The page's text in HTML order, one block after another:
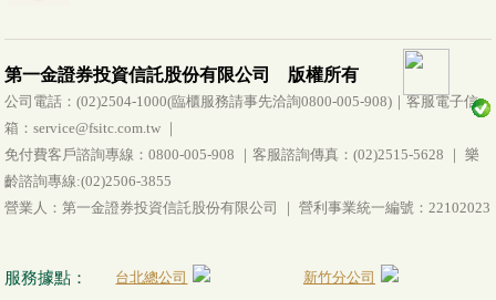
第一金證券投資信託股份有限公司 版權所有
公司電話：(02)2504-1000(臨櫃服務請事先洽詢0800-005-908)｜客服電子信
箱：service@fsitc.com.tw ｜
免付費客戶諮詢專線：0800-005-908 ｜客服諮詢傳真：(02)2515-5628 ｜ 樂
齡諮詢專線:(02)2506-3855
營業人：第一金證券投資信託股份有限公司 ｜ 營利事業統一編號：22102023
服務據點： 台北總公司 新竹分公司